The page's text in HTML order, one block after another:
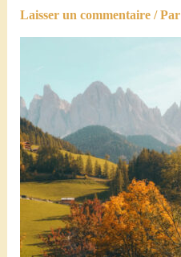
Laisser un commentaire / Par